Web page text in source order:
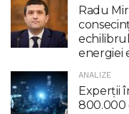
Radu
energiei
ANALIZE
Experții
800.000